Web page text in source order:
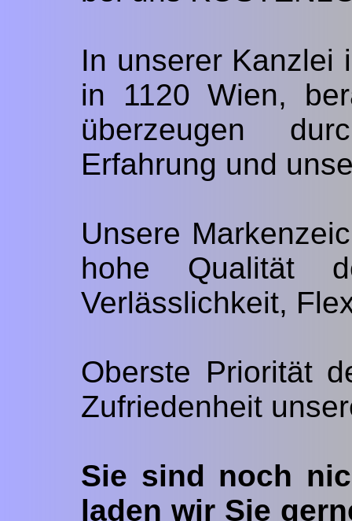
In unserer Kanzlei
in 1120 Wien,
überzeugen
Erfahrung und
Unsere
hohe Qualität
Verlässlichkeit,
Oberste Priorität
Zufriedenheit
Sie sind noch
laden wir Sie